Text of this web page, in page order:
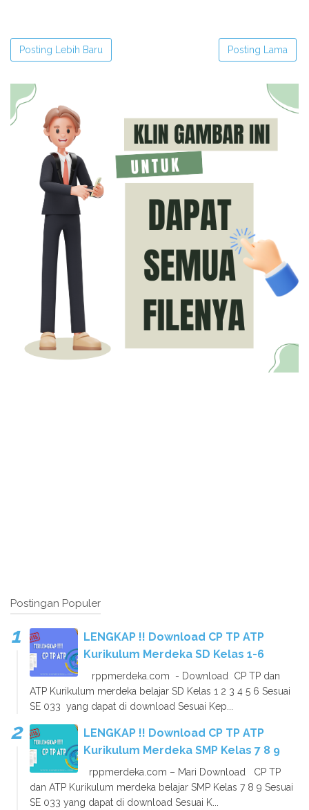
Posting Lebih Baru Posting Lama
Postingan Populer
LENGKAP !! Download CP TP ATP
Kurikulum Merdeka SD Kelas 1-6
rppmerdeka.com - Download CP TP dan
ATP Kurikulum merdeka belajar SD Kelas 1 2 3 4 5 6 Sesuai
SE 033 yang dapat di download Sesuai Kep...
LENGKAP !! Download CP TP ATP
Kurikulum Merdeka SMP Kelas 7 8 9
rppmerdeka.com – Mari Download CP TP
dan ATP Kurikulum merdeka belajar SMP Kelas 7 8 9 Sesuai
SE 033 yang dapat di download Sesuai K...